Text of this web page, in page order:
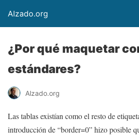
Alzado.org
¿Por qué maquetar
estándares?
Alzado.org
Las tablas existían como el resto de
introducción de “border=0” hizo posible